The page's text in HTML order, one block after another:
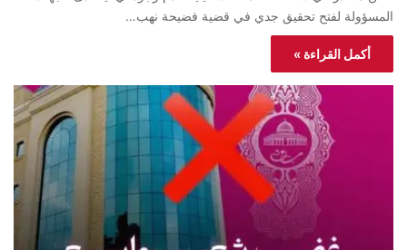
المسؤولة لفتح تحقيق جدي في قضية فضيحة نهب…
أكمل القراءة »